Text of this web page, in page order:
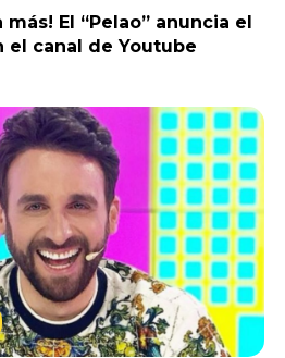
más! El “Pelao” anuncia el
canal de Youtube